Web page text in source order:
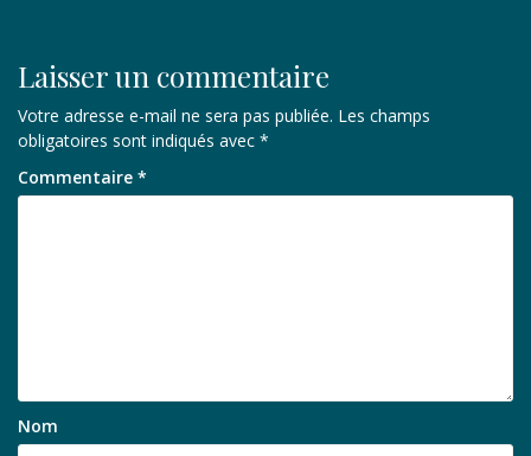
Laisser un commentaire
Votre adresse e-mail ne sera pas publiée. Les champs
obligatoires sont indiqués avec *
Commentaire *
Nom